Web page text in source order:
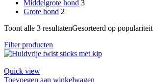
Middelgrote hond 3
Grote hond 2
Toont alle 3 resultatenGesorteerd op populariteit
Filter producten
Quick view
Toevoegen aan winkelwagen